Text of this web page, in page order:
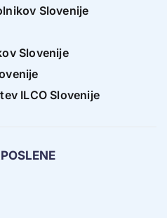
Slovenije
Slovenije
ILCO Slovenije